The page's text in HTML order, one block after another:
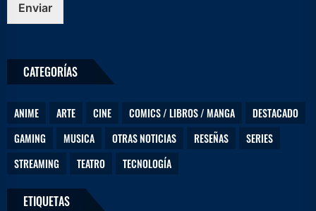
Enviar
CATEGORÍAS
ANIME ARTE CINE COMICS / LIBROS / MANGA
DESTACADO
GAMING
MUSICA OTRAS NOTICIAS RESEÑAS
SERIES
STREAMING
TEATRO TECNOLOGÍA
ETIQUETAS